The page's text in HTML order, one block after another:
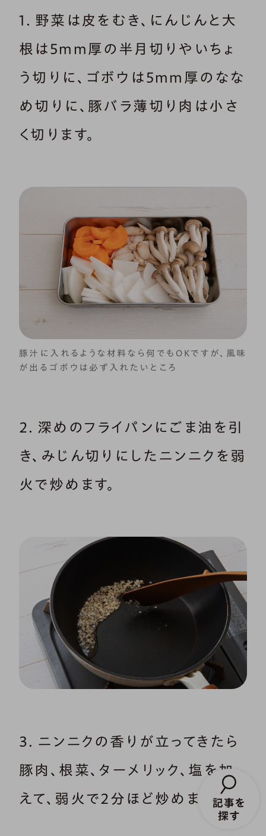
1．野菜は皮をむき、にんじんと大
根は5mm厚の半月切りやいちょ
う切りに、ゴボウは5mm厚のなな
め切りに、豚バラ薄切り肉は小さ
く切ります。
豚汁に入れるような材料なら何でもOKですが、風味
が出るゴボウは必ず入れたいところ
2．深めのフライパンにごま油を引
き、みじん切りにしたニンニクを弱
火で炒めます。
3．ニンニクの香りが立ってきたら
豚肉、根菜、ターメリック、塩を加
えて、弱火で2分ほど炒めます。